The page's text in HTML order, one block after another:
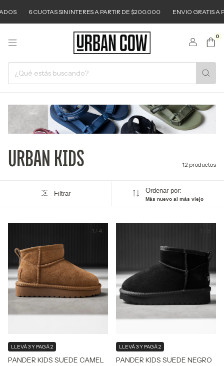
6 CUOTAS SIN INTERES A PARTIR DE $200.000 ENVIO GRATIS A
0
URBAN KIDS 12 productos
Filtrar Ordenar por:
Más nuevo al más viejo
1 / 4
PANDER KIDS SUEDE CAMEL
LLEVÁ 3 Y PAGÁ 2
1 3
PANDER KIDS SUEDE NEGRO
LLEVÁ 3 Y PAGÁ 2